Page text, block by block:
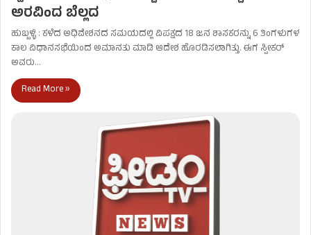
ಅರವಿಂದ ಬೆಲ್ಲದ
ಹುಬ್ಬಳ್ಳಿ : ಕಳೆದ ಅಧಿವೇಶನದ ಸಮಯದಲ್ಲಿ ವಿಪಕ್ಷದ 18 ಜನ ಶಾಸಕರನ್ನು 6 ತಿಂಗಳುಗಳ
ಕಾಲ ವಿಧಾನ‌ಸಭೆಯಿಂದ ಅಮಾನತು ಮಾಡಿ ಆದೇಶ ಹೊರಡಿಸಲಾಗಿತ್ತು. ಈಗ ಸ್ಪೀಕರ್​
ಅವರು…
Read More »